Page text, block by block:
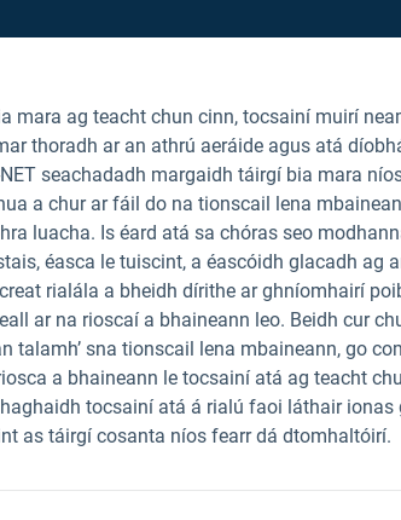
mara ag teacht chun cinn, tocsainí muirí
thoradh ar an athrú aeráide agus atá
seachadadh margaidh táirgí bia mara
a chur ar fáil do na tionscail lena
luacha. Is éard atá sa chóras seo
éasca le tuiscint, a éascóidh glacadh ag
rialála a bheidh dírithe ar ghníomhairí
ar na rioscaí a bhaineann leo. Beidh cur
talamh’ sna tionscail lena mbaineann, go
a bhaineann le tocsainí atá ag teacht
tocsainí atá á rialú faoi láthair
as táirgí cosanta níos fearr dá dtomhaltóirí.